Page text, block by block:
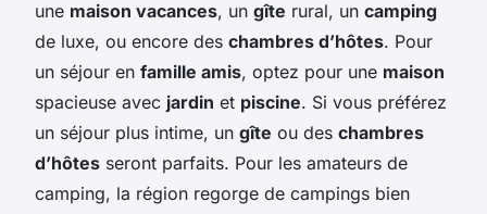
une maison vacances, un gîte rural, un camping
de luxe, ou encore des chambres d’hôtes. Pour
un séjour en famille amis, optez pour une maison
spacieuse avec jardin et piscine. Si vous préférez
un séjour plus intime, un gîte ou des chambres
d’hôtes seront parfaits. Pour les amateurs de
camping, la région regorge de campings bien